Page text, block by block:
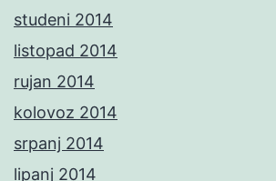
studeni 2014
listopad 2014
rujan 2014
kolovoz 2014
srpanj 2014
lipanj 2014